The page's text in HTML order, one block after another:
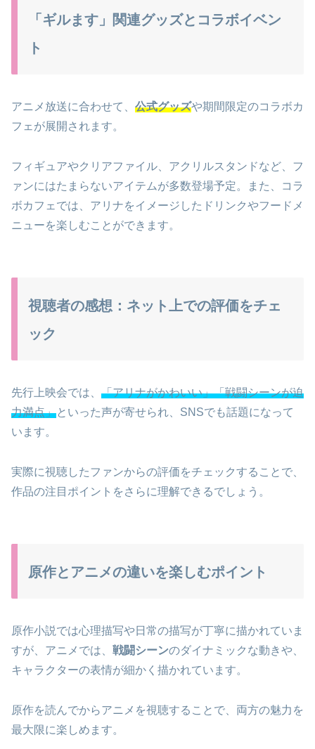
「ギルます」関連グッズとコラボイベン
ト
アニメ放送に合わせて、 公式グッズや期間限定のコラボカ
フェが展開されます。
フィギュアやクリアファイル、アクリルスタンドなど、フ
ァンにはたまらないアイテムが多数登場予定。また、コラ
ボカフェでは、アリナをイメージしたドリンクやフードメ
ニューを楽しむことができます。
視聴者の感想：ネット上での評価をチェ
ック
先行上映会では、 「アリナがかわいい」「戦闘シーンが迫
力満点」といった声が寄せられ、SNSでも話題になって
います。
実際に視聴したファンからの評価をチェックすることで、
作品の注目ポイントをさらに理解できるでしょう。
原作とアニメの違いを楽しむポイント
原作小説では心理描写や日常の描写が丁寧に描かれていま
すが、アニメでは、 戦闘シーンのダイナミックな動きや、
キャラクターの表情が細かく描かれています。
原作を読んでからアニメを視聴することで、両方の魅力を
最大限に楽しめます。